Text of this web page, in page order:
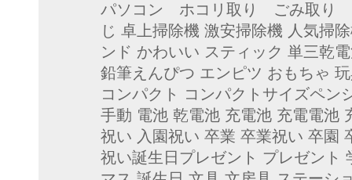
パソコン ホコリ取り ごみ取り
じ 卓上掃除機 激安掃除機 人気掃
ンド かわいい スティック 単三乾
鉛筆えんぴつ エンピツ おもちゃ
コンパクト コンパクトサイズペン
手動 電池 乾電池 充電池 充電電池
祝い 入園祝い 卒業 卒業祝い 卒園
祝い誕生日プレゼント プレゼント